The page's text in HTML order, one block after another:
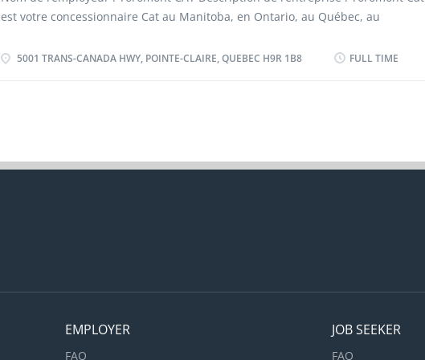
(CNP 62100) Langue : Français Nombre de postes vacants : 1 Type de vacance :
existant Poste : Permanent, temps plein Description des taches : En tant
de...
est votre concessionnaire Cat au Manitoba, en Ontario, au Québec, au
Neuve-et-Labrador ainsi qu’au Nunavut. Notre mission : fournir et réparer de
Poste : Permanent, temps plein Description des taches : L’instructeur en
5001 TRANS-CANADA HWY, POINTE-CLAIRE, QUEBEC H9R 1B8 FULL TIME
EMPLOYER
FAQ
JOB SEEKER
FAQ